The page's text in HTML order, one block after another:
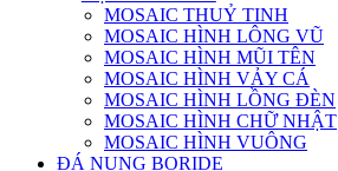
MOSAIC THUỶ TINH
MOSAIC HÌNH LÔNG VŨ
MOSAIC HÌNH MŨI TÊN
MOSAIC HÌNH VẢY CÁ
MOSAIC HÌNH LỒNG ĐÈN
MOSAIC HÌNH CHỮ NHẬT
MOSAIC HÌNH VUÔNG
ĐÁ NUNG BORIDE